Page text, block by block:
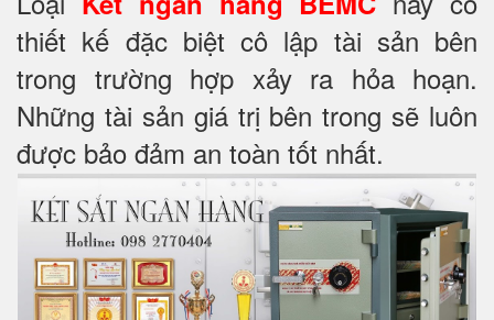
thiết kế đặc biệt cô lập tài sản bên
trong trường hợp xảy ra hỏa hoạn.
Những tài sản giá trị bên trong sẽ luôn
được bảo đảm an toàn tốt nhất.